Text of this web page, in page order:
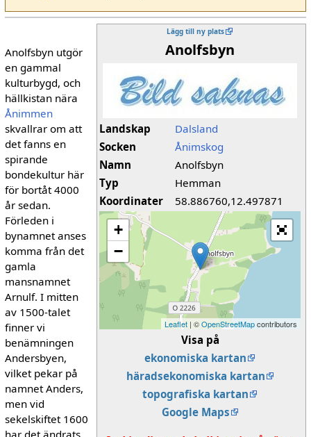
Lägg till ny plats
Anolfsbyn
Landskap
Dalsland
Socken
Ånimskog
Namn
Anolfsbyn
Typ
Hemman
Koordinater
58.886760,12.497871
+
−
Leaflet | ©OpenStreetMapcontributors
Visa på
ekonomiska kartan
häradsekonomiska kartan
topografiska kartan
Google Maps
Anolfsbyn utgör
en gammal
kulturbygd, och
hällkistan nära
Ånimmen
skvallrar om att
det fanns en
spirande
bondekultur här
för bortåt 4000
år sedan.
Förleden i
bynamnet anses
komma från det
gamla
mansnamnet
Arnulf. I mitten
av 1500-talet
finner vi
benämningen
Andersbyen,
vilket pekar på
namnet Anders,
men vid
sekelskiftet 1600
har det ändrats